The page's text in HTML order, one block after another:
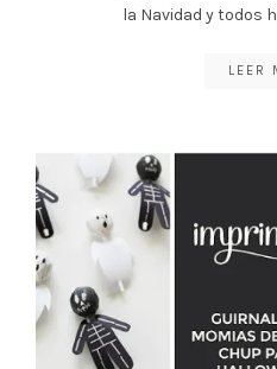
la Navidad y todos
LEER